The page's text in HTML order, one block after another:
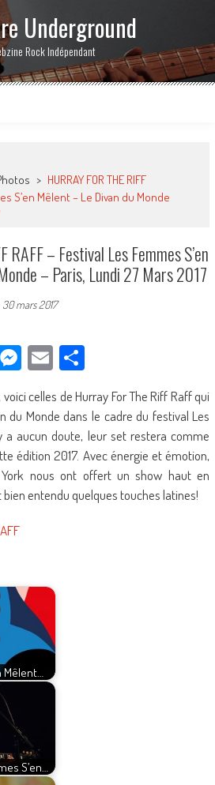
Underground
Rock Indépendant
> HURRAY FOR THE RIFF
S’en Mêlent – Le Divan du Monde
RAFF – Festival Les Femmes S’en
– Paris, Lundi 27 Mars 2017
30 mars 2017
Messenger
EmailPartager
celles de Hurray For The Riff Raff qui
du Monde dans le cadre du festival Les
a aucun doute, leur set restera comme
édition 2017. Avec énergie et émotion,
nous ont offert un show haut en
bien entendu quelques touches latines!
Mêlent…
S’en…